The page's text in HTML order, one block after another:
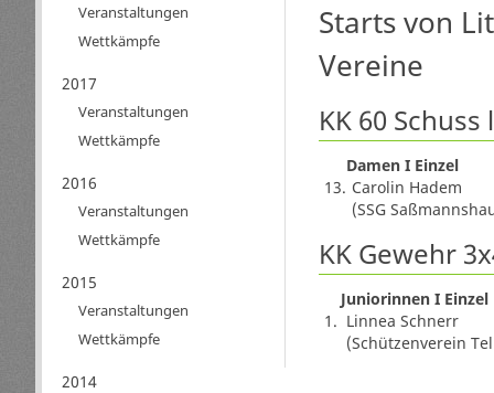
Starts von
Vereine
KK 60
Damen I Einzel
13. Carolin Hadem
(SSG
KK Gewehr
Juniorinnen I Einzel
1. Linnea Schnerr
(Schützenverein
Veranstaltungen
Wettkämpfe
2017
Veranstaltungen
Wettkämpfe
2016
Veranstaltungen
Wettkämpfe
2015
Veranstaltungen
Wettkämpfe
2014